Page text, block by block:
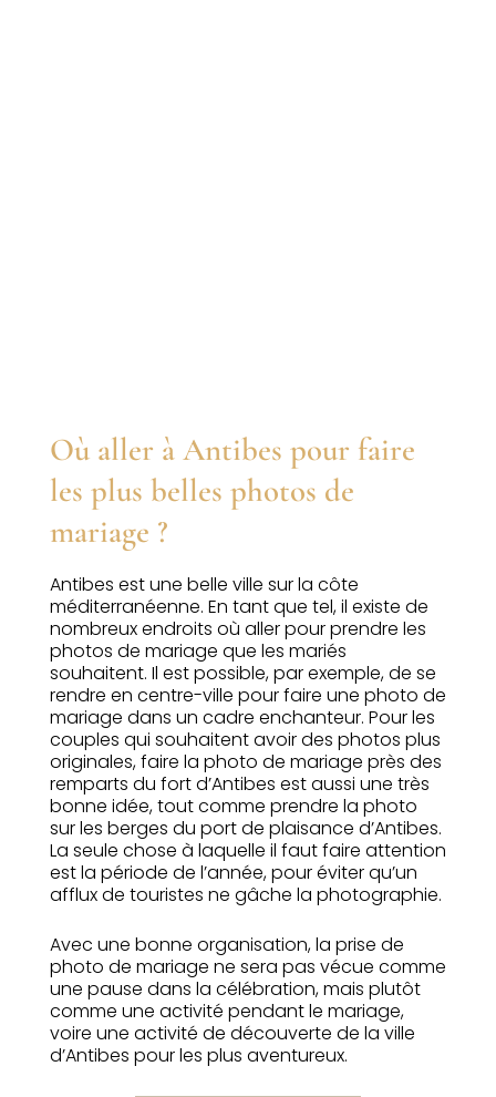
Où aller à Antibes pour faire
les plus belles photos de
mariage ?
Antibes est une belle ville sur la côte
méditerranéenne. En tant que tel, il existe de
nombreux endroits où aller pour prendre les
photos de mariage que les mariés
souhaitent. Il est possible, par exemple, de se
rendre en centre-ville pour faire une photo de
mariage dans un cadre enchanteur. Pour les
couples qui souhaitent avoir des photos plus
originales, faire la photo de mariage près des
remparts du fort d’Antibes est aussi une très
bonne idée, tout comme prendre la photo
sur les berges du port de plaisance d’Antibes.
La seule chose à laquelle il faut faire attention
est la période de l’année, pour éviter qu’un
afflux de touristes ne gâche la photographie.
Avec une bonne organisation, la prise de
photo de mariage ne sera pas vécue comme
une pause dans la célébration, mais plutôt
comme une activité pendant le mariage,
voire une activité de découverte de la ville
d’Antibes pour les plus aventureux.